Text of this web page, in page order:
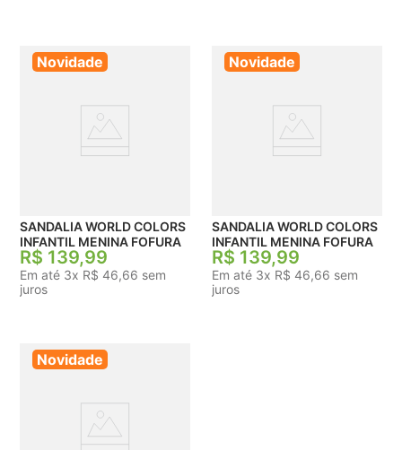
Novidade
SANDALIA WORLD COLORS
INFANTIL MENINA FOFURA
R$ 139,99
Em até 3x R$ 46,66 sem
juros
Novidade
SANDALIA WORLD COLORS
INFANTIL MENINA FOFURA
R$ 139,99
Em até 3x R$ 46,66 sem
juros
Novidade